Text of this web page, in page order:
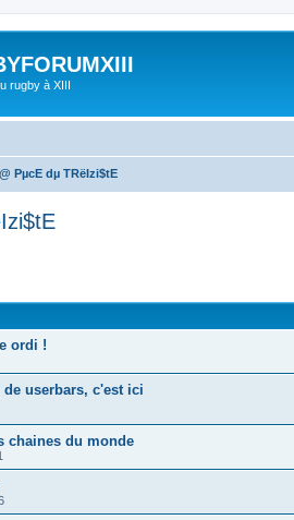
rugby à XIII
PµcE dµ TRëIzi$tE
ordi !
userbars, c'est ici
chaines du monde